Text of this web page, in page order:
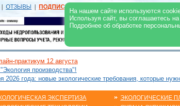
На нашем сайте используются
Используя сайт, вы соглашаетесь
Подробнее об обработке
ОТЗЫВЫ ПОДПИСКА | В ЖУРНАЛЕ В
практикум 12 августа
производства"!
года: новые экологические требования, которые
ЭКСПЕРТИЗА
ЭКОЛОГИЧЕСКИЕ